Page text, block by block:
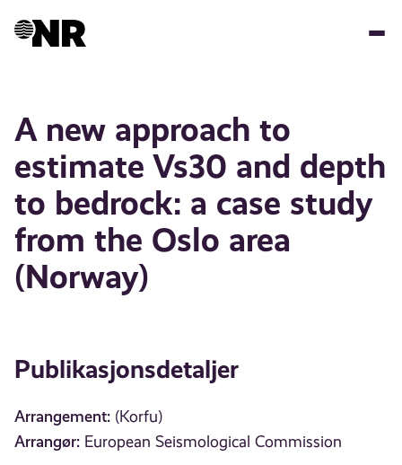
A new approach to
estimate Vs30 and depth
to bedrock: a case study
from the Oslo area
(Norway)
Publikasjonsdetaljer
Arrangement: (Korfu)
Arrangør: European Seismological Commission